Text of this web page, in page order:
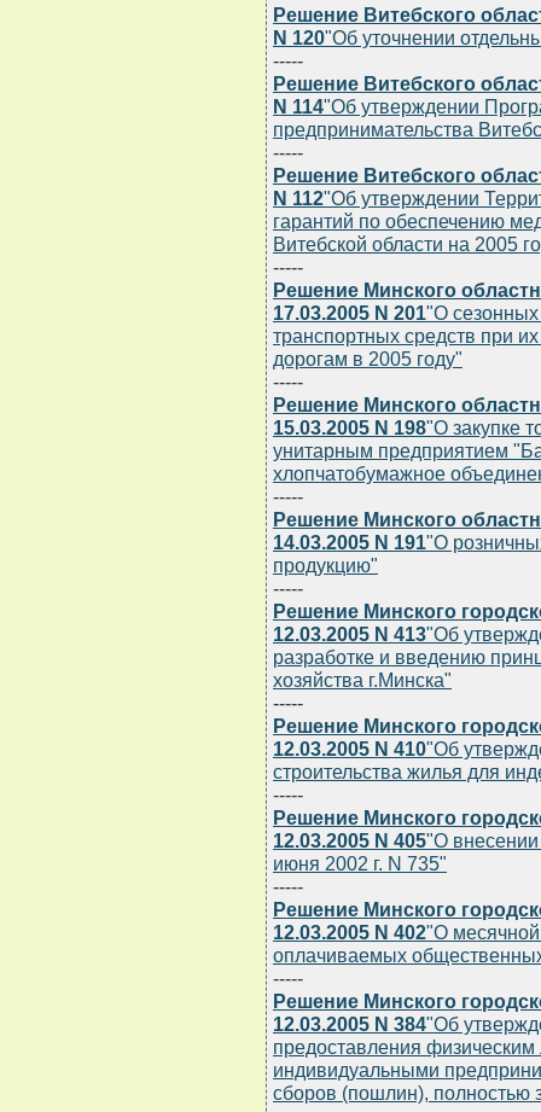
Решение Витебского
N 120"Об уточнении
-----
Решение Витебского
N 114"Об утверждении
предпринимательства
-----
Решение Витебского
N 112"Об утверждении
гарантий по обеспечению
Витебской области на 2005
-----
Решение Минского
17.03.2005 N 201"О сезонных
транспортных средств при
дорогам в 2005 году"
-----
Решение Минского
15.03.2005 N 198"О закупке
унитарным предприятием
хлопчатобумажное
-----
Решение Минского
14.03.2005 N 191"О
продукцию"
-----
Решение Минского
12.03.2005 N 413"Об
разработке и введению
хозяйства г.Минска"
-----
Решение Минского
12.03.2005 N 410"Об
строительства жилья для
-----
Решение Минского
12.03.2005 N 405"О
июня 2002 г. N 735"
-----
Решение Минского
12.03.2005 N 402"О месячной
оплачиваемых
-----
Решение Минского
12.03.2005 N 384"Об
предоставления
индивидуальными
сборов (пошлин), полностью